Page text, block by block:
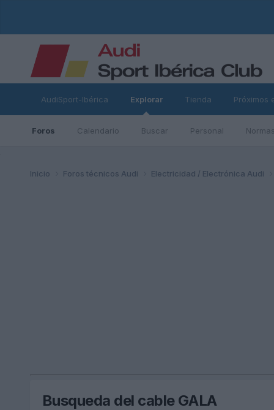
AudiSport-Ibérica Explorar
Foros Calendario Buscar Personal
Tienda Próximos
Inicio Foros técnicos Audi Electricidad / Electrónica Audi
Busqueda del cable GALA